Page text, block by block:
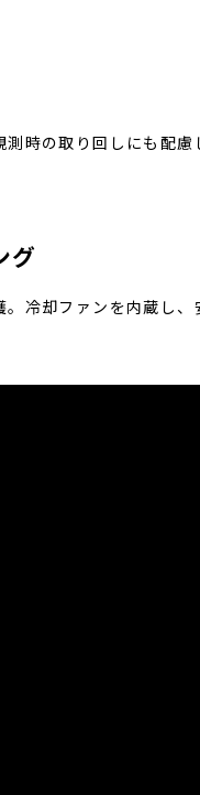
時の取り回しにも配慮
グ
冷却ファンを内蔵し、